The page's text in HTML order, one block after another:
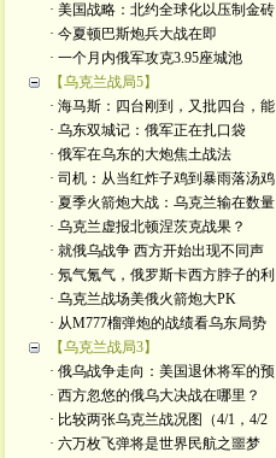
· 美国战略：北约全球化以压制金砖
· 今夏顿巴斯炮兵大战在即
· 一个月内俄军攻克3.95座城池
【乌克兰战局5】
· 海马斯：四台刚到，又批四台，能
· 乌东双城记：俄军正在扎口袋
· 俄军在乌东的大炮焦土战法
· 司机：从当红炸子鸡到暴雨落汤鸡
· 夏季火箭炮大战：乌克兰输在数量
· 乌克兰虚报北顿涅茨克战果？
· 就俄乌战争 西方开始出现不同声
· 氖气氪气，俄罗斯卡西方脖子的利
· 乌克兰战场美俄火箭炮大PK
· 从M777榴弹炮的战绩看乌东局势
【乌克兰战局3】
· 俄乌战争走向：美国退休将军的预
· 西方忽悠的俄乌大决战在哪里？
· 比较两张乌克兰战况图（4/1，4/2
· 六万枚飞弹将是世界民航之噩梦